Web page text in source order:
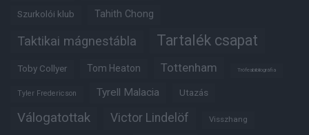
Szurkolói klub Tahith Chong
Taktikai mágnestábla Tartalék csapat
Toby Collyer Tom Heaton Tottenham Trófeabibliográfia
Tyler Fredericson Tyrell Malacia Utazás
Válogatottak Victor Lindelöf Visszhang